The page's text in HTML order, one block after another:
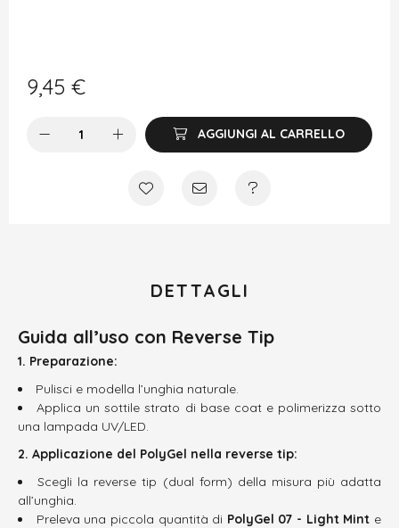
9,45 €
AGGIUNGI AL CARRELLO
DETTAGLI
Guida all’uso con Reverse Tip
1. Preparazione:
Pulisci e modella l’unghia naturale.
Applica un sottile strato di base coat e polimerizza sotto
una lampada UV/LED.
2. Applicazione del PolyGel nella reverse tip:
Scegli la reverse tip (dual form) della misura più adatta
all’unghia.
Preleva una piccola quantità di PolyGel 07 - Light Mint e